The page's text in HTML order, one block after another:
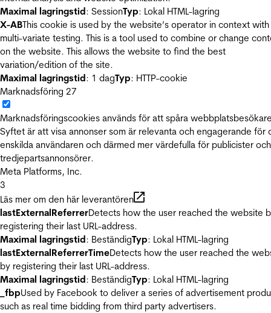
Maximal lagringstid: SessionTyp: Lokal HTML-lagring
X-ABThis cookie is used by the website’s operator in context with
multi-variate testing. This is a tool used to combine or change
on the website. This allows the website to find the best
variation/edition of the site.
Maximal lagringstid: 1 dagTyp: HTTP-cookie
Marknadsföring 27
Marknadsföringscookies används för att spåra
Syftet är att visa annonser som är relevanta och engagerande för
enskilda användaren och därmed mer värdefulla för publicister och
tredjepartsannonsörer.
Meta Platforms, Inc.
3
Läs mer om den här leverantören
lastExternalReferrerDetects how the user reached the website
registering their last URL-address.
Maximal lagringstid: BeständigTyp: Lokal HTML-lagring
lastExternalReferrerTimeDetects how the user reached the
by registering their last URL-address.
Maximal lagringstid: BeständigTyp: Lokal HTML-lagring
_fbpUsed by Facebook to deliver a series of advertisement
such as real time bidding from third party advertisers.